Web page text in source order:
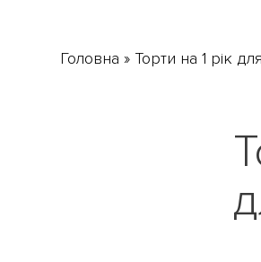
Головна » Торти на 1 рік